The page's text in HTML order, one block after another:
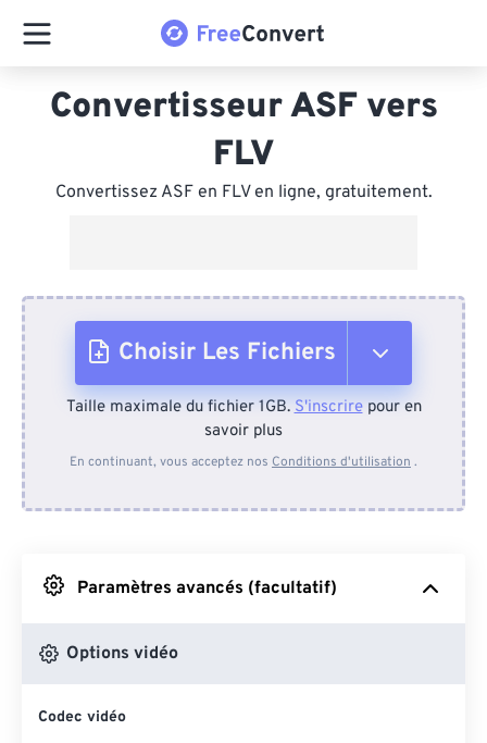
Convertisseur ASF vers
FLV
Convertissez ASF en FLV en ligne, gratuitement.
Choisir Les Fichiers
Depuis l'appareil
Depuis Google Drive
Depuis OneDrive
Taille maximale du fichier 1GB.S'inscrirepour en
savoir plus
En continuant, vous acceptez nos Conditions d'utilisation .
Paramètres avancés (facultatif)
Options vidéo
Codec vidéo